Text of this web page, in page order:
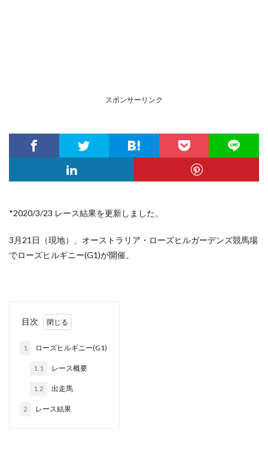
スポンサーリンク
*2020/3/23 レース結果を更新しました。
3月21日（現地）、オーストラリア・ローズヒルガーデンズ競馬場
でローズヒルギニー(G1)が開催。
目次
1 ローズヒルギニー(G1)
1.1 レース概要
1.2 出走馬
2 レース結果